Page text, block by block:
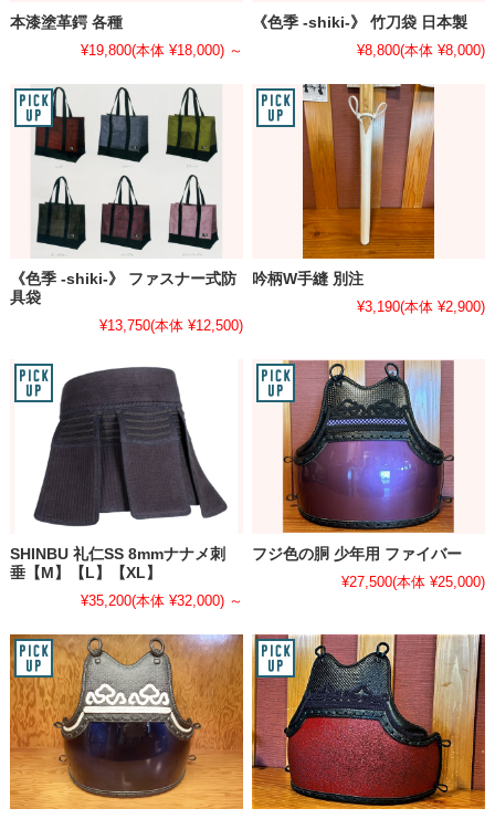
本漆塗革鍔 各種
¥19,800(本体 ¥18,000)～
《色季 -shiki-》 竹刀袋 日本製
¥8,800(本体 ¥8,000)
《色季 -shiki-》 ファスナー式防
具袋
¥13,750(本体 ¥12,500)
吟柄W手縫 別注
¥3,190(本体 ¥2,900)
SHINBU 礼仁SS 8mmナナメ刺
垂【M】【L】【XL】
¥35,200(本体 ¥32,000)～
フジ色の胴 少年用 ファイバー
¥27,500(本体 ¥25,000)